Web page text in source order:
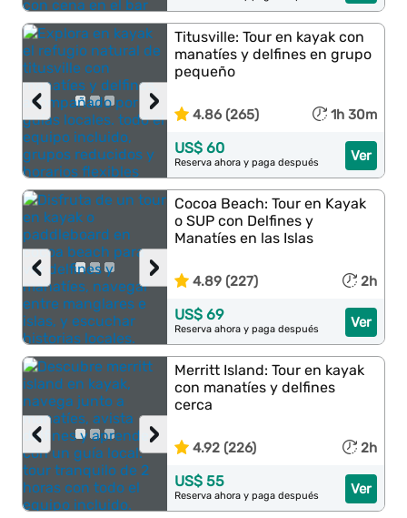
›
‹
Titusville: Tour en kayak con
manatíes y delfines en grupo
pequeño
4.86 (265) 1h 30m
Ver
US$ 60
Reserva ahora y paga después
›
‹
Cocoa Beach: Tour en Kayak
o SUP con Delfines y
Manatíes en las Islas
4.89 (227) 2h
Ver
US$ 69
Reserva ahora y paga después
›
‹
Merritt Island: Tour en kayak
con manatíes y delfines
cerca
4.92 (226) 2h
Ver
US$ 55
Reserva ahora y paga después